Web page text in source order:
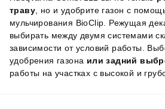
траву , но и удобрите газон с
мульчирования BioClip. Режущая
выбирать между двумя системами
зависимости от условий работы.
удобрения газона или задний
работы на участках с высокой и